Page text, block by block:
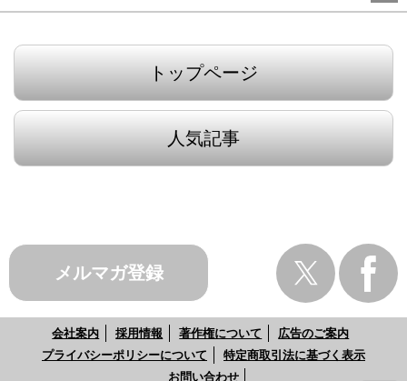
トップページ
人気記事
メルマガ登録
会社案内 採用情報 著作権について
広告のご案内
プライバシーポリシーについて
特定商取引法に基づく表示
お問い合わせ